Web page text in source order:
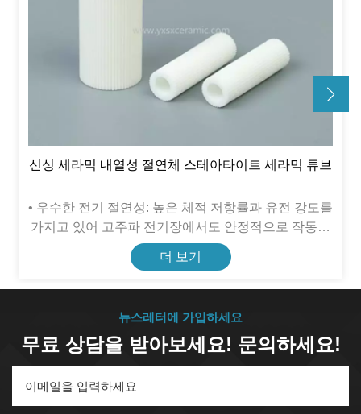
신싱 세라믹 내열성 절연체 스테아타이트 세라믹 튜브
• 우수한 전기 절연성: 높은 체적 저항률과 유전 강도를
가지고 있어 고주파 전기장에서도 안정적으로 작동하
므로 절연 용도에 이상적입니다.• 낮은 열전도도: 우수
한 열 절연성을 나타내어 열 전달을 효과적으로 줄여
모성과 내충격성이 우수하여 혹독한 환경에서도 장기
간 사용이 가능합니다.• 화학적 안정성: 대부분의 산,
서도 구조적 무결성을 유지합니다.• 가공 용이성: 균열
더 보기
뉴스레터에 가입하세요
무료 상담을 받아보세요! 문의하세요!